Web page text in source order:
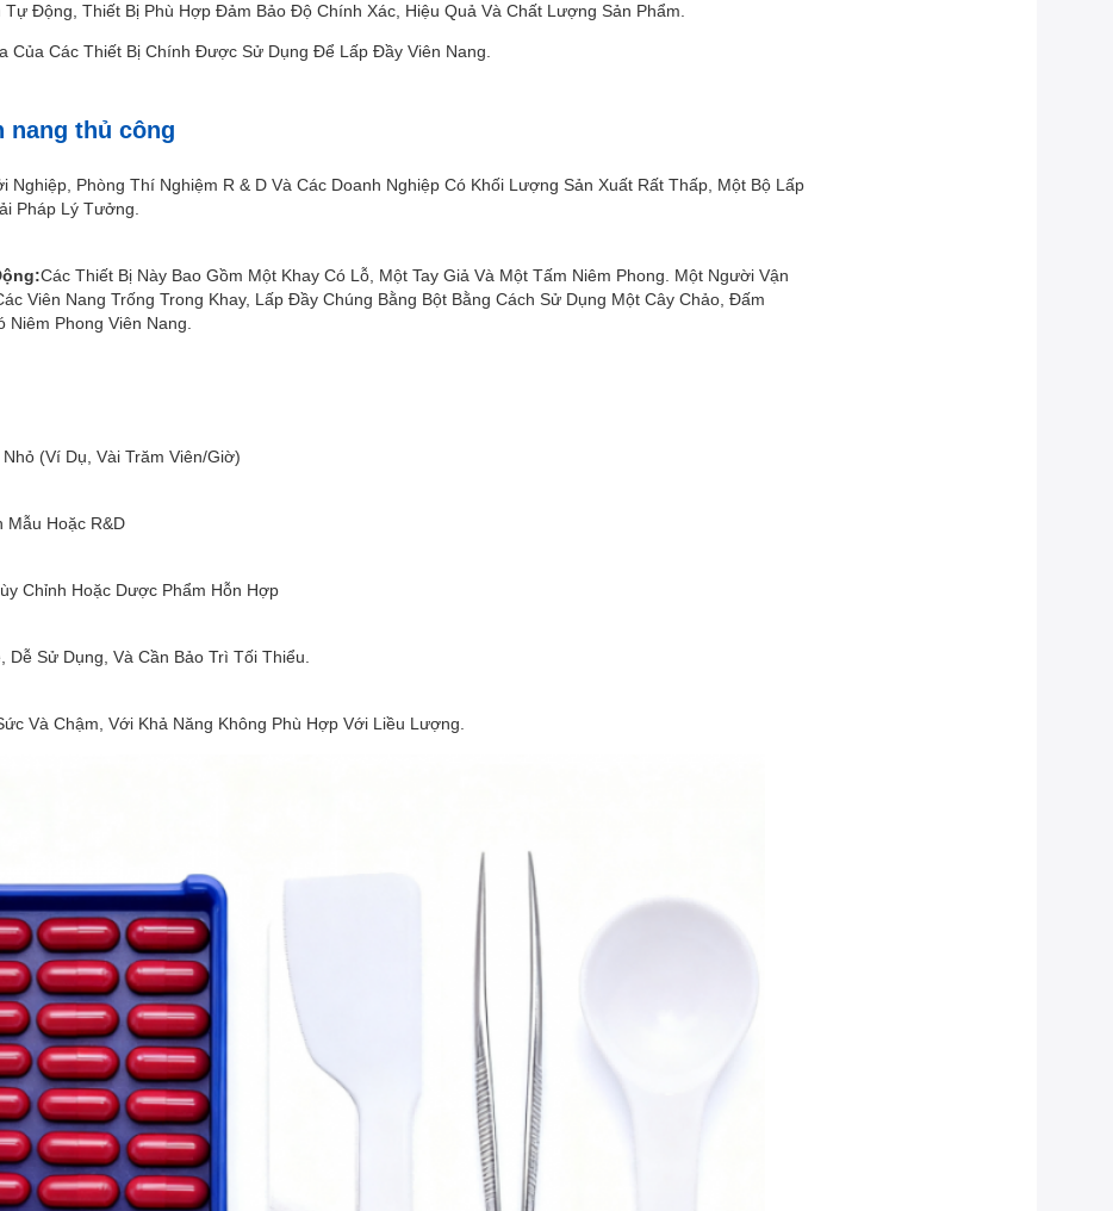
Tự Động, Thiết Bị Phù Hợp Đảm Bảo Độ Chính Xác, Hiệu Quả Và Chất Lượng Sản Phẩm.
Của Các Thiết Bị Chính Được Sử Dụng Để Lấp Đầy Viên Nang.
nang thủ công
Nghiệp, Phòng Thí Nghiệm R & D Và Các Doanh Nghiệp Có Khối Lượng Sản Xuất Rất Thấp, Một Bộ Lấp
Pháp Lý Tưởng.
Các Thiết Bị Này Bao Gồm Một Khay Có Lỗ, Một Tay Giả Và Một Tấm Niêm Phong. Một Người Vận
Viên Nang Trống Trong Khay, Lấp Đầy Chúng Bằng Bột Bằng Cách Sử Dụng Một Cây Chảo, Đấm
Phong Viên Nang.
(ví Dụ, Vài Trăm Viên/giờ)
Mẫu Hoặc R&D
Chỉnh Hoặc Dược Phẩm Hỗn Hợp
Dễ Sử Dụng, Và Cần Bảo Trì Tối Thiểu.
Và Chậm, Với Khả Năng Không Phù Hợp Với Liều Lượng.